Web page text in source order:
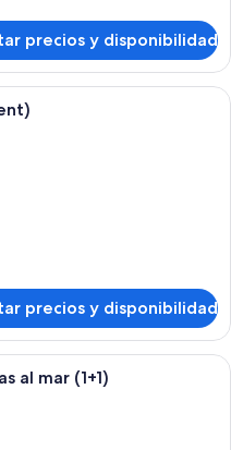
precios y disponibilidad
de hotel con dos camas,
precios y disponibilidad
de hotel con cama, una
al mar (1+1)